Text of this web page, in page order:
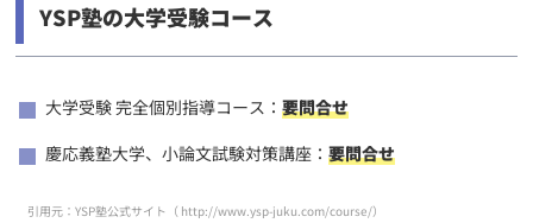
YSP塾の大学受験コース
大学受験 完全個別指導コース：要問合せ
慶応義塾大学、小論文試験対策講座：要問合せ
引用元：YSP塾公式サイト（ http://www.ysp-juku.com/course/）